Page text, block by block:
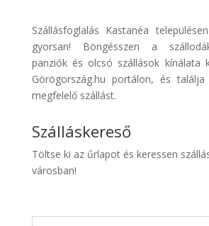
Discover
Cars
Transzfer
Kiwi
Taxi
Szállásfoglalás Kastanéa
gyorsan! Böngésszen a
panziók és olcsó szállások kínálata
Görögország.hu portálon, és
megfelelő szállást.
Szálláskereső
Töltse ki az űrlapot és keressen
városban!